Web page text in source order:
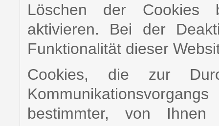
Löschen der Cookies
aktivieren. Bei der
Funktionalität dieser
Cookies, die zur
bestimmter, von Ihnen